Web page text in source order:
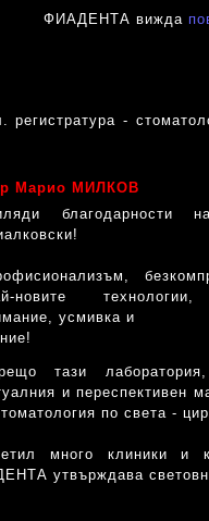
вижда
регистратура -
Марио МИЛКОВ
благодарности
новите
усмивка и
тази
и переспективен
по света -
много клиники и
утвърждава